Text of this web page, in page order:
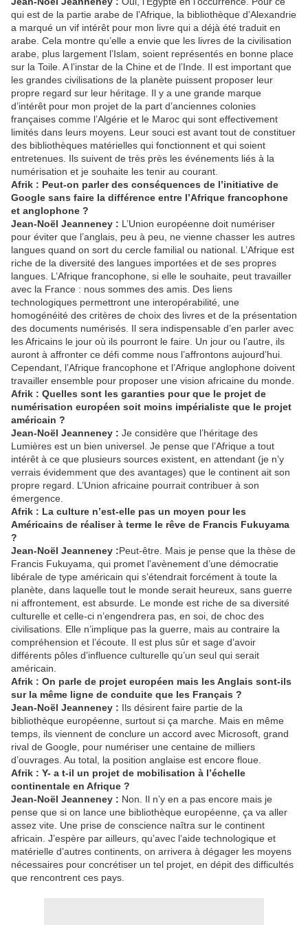
qui est de la partie arabe de l’Afrique, la bibliothèque d’Alexandrie
a marqué un vif intérêt pour mon livre qui a déjà été traduit en
arabe. Cela montre qu’elle a envie que les livres de la civilisation
arabe, plus largement l’Islam, soient représentés en bonne place
sur la Toile. A l’instar de la Chine et de l’Inde. Il est important que
les grandes civilisations de la planète puissent proposer leur
propre regard sur leur héritage. Il y a une grande marque
d’intérêt pour mon projet de la part d’anciennes colonies
françaises comme l’Algérie et le Maroc qui sont effectivement
limités dans leurs moyens. Leur souci est avant tout de constituer
des bibliothèques matérielles qui fonctionnent et qui soient
entretenues. Ils suivent de très près les événements liés à la
numérisation et je souhaite les tenir au courant.
Afrik : Peut-on parler des conséquences de l’initiative de
Google sans faire la différence entre l’Afrique francophone
et anglophone ?
Jean-Noël Jeanneney : L’Union européenne doit numériser
pour éviter que l’anglais, peu à peu, ne vienne chasser les autres
langues quand on sort du cercle familial ou national. L’Afrique est
riche de la diversité des langues importées et de ses propres
langues. L’Afrique francophone, si elle le souhaite, peut travailler
avec la France : nous sommes des amis. Des liens
technologiques permettront une interopérabilité, une
homogénéité des critères de choix des livres et de la présentation
des documents numérisés. Il sera indispensable d’en parler avec
les Africains le jour où ils pourront le faire. Un jour ou l’autre, ils
auront à affronter ce défi comme nous l’affrontons aujourd’hui.
Cependant, l’Afrique francophone et l’Afrique anglophone doivent
travailler ensemble pour proposer une vision africaine du monde.
Afrik : Quelles sont les garanties pour que le projet de
numérisation européen soit moins impérialiste que le projet
américain ?
Jean-Noël Jeanneney : Je considère que l’héritage des
Lumières est un bien universel. Je pense que l’Afrique a tout
intérêt à ce que plusieurs sources existent, en attendant (je n’y
verrais évidemment que des avantages) que le continent ait son
propre regard. L’Union africaine pourrait contribuer à son
émergence.
Afrik : La culture n’est-elle pas un moyen pour les
Américains de réaliser à terme le rêve de Francis Fukuyama
?
Jean-Noël Jeanneney :Peut-être. Mais je pense que la thèse de
Francis Fukuyama, qui promet l’avènement d’une démocratie
libérale de type américain qui s’étendrait forcément à toute la
planète, dans laquelle tout le monde serait heureux, sans guerre
ni affrontement, est absurde. Le monde est riche de sa diversité
culturelle et celle-ci n’engendrera pas, en soi, de choc des
civilisations. Elle n’implique pas la guerre, mais au contraire la
compréhension et l’écoute. Il est plus sûr et sage d’avoir
différents pôles d’influence culturelle qu’un seul qui serait
américain.
Afrik : On parle de projet européen mais les Anglais sont-ils
sur la même ligne de conduite que les Français ?
Jean-Noël Jeanneney : Ils désirent faire partie de la
bibliothèque européenne, surtout si ça marche. Mais en même
temps, ils viennent de conclure un accord avec Microsoft, grand
rival de Google, pour numériser une centaine de milliers
d’ouvrages. Au total, la position anglaise est encore floue.
Afrik : Y- a t-il un projet de mobilisation à l’échelle
continentale en Afrique ?
Jean-Noël Jeanneney : Non. Il n’y en a pas encore mais je
pense que si on lance une bibliothèque européenne, ça va aller
assez vite. Une prise de conscience naîtra sur le continent
africain. J’espère par ailleurs, qu’avec l’aide technologique et
matérielle d’autres continents, on arrivera à dégager les moyens
nécessaires pour concrétiser un tel projet, en dépit des difficultés
que rencontrent ces pays.